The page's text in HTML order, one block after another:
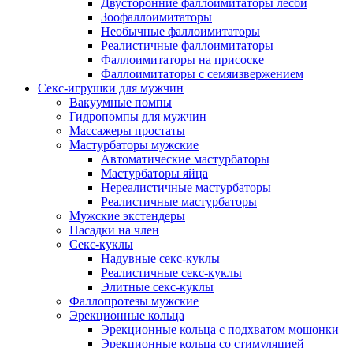
Двусторонние фаллоимитаторы лесби
Зоофаллоимитаторы
Необычные фаллоимитаторы
Реалистичные фаллоимитаторы
Фаллоимитаторы на присоске
Фаллоимитаторы с семяизвержением
Секс-игрушки для мужчин
Вакуумные помпы
Гидропомпы для мужчин
Массажеры простаты
Мастурбаторы мужские
Автоматические мастурбаторы
Мастурбаторы яйца
Нереалистичные мастурбаторы
Реалистичные мастурбаторы
Мужские экстендеры
Насадки на член
Секс-куклы
Надувные секс-куклы
Реалистичные секс-куклы
Элитные секс-куклы
Фаллопротезы мужские
Эрекционные кольца
Эрекционные кольца с подхватом мошонки
Эрекционные кольца со стимуляцией